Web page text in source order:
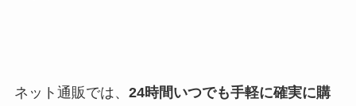
ネット通販では、 24時間いつでも手軽に確実に購